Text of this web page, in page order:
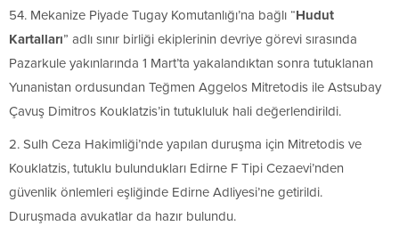
54. Mekanize Piyade Tugay Komutanlığı’na bağlı “Hudut
Kartalları” adlı sınır birliği ekiplerinin devriye görevi sırasında
Pazarkule yakınlarında 1 Mart’ta yakalandıktan sonra tutuklanan
Yunanistan ordusundan Teğmen Aggelos Mitretodis ile Astsubay
Çavuş Dimitros Kouklatzis’in tutukluluk hali değerlendirildi.
2. Sulh Ceza Hakimliği’nde yapılan duruşma için Mitretodis ve
Kouklatzis, tutuklu bulundukları Edirne F Tipi Cezaevi’nden
güvenlik önlemleri eşliğinde Edirne Adliyesi’ne getirildi.
Duruşmada avukatlar da hazır bulundu.